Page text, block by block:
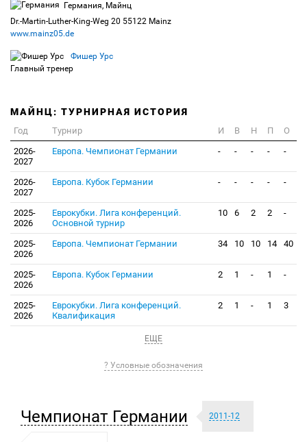
Германия, Майнц
Dr.-Martin-Luther-King-Weg 20 55122 Mainz
www.mainz05.de
Фишер Урс
Главный тренер
МАЙНЦ: ТУРНИРНАЯ ИСТОРИЯ
Год Турнир И В Н П
О
2026-
2027
Европа. Чемпионат Германии - - - - -
2026-
2027
Европа. Кубок Германии - - - - -
2025-
2026
Еврокубки. Лига конференций.
Основной турнир
10 6 2 2 -
2025-
2026
Европа. Чемпионат Германии 34 10 10 14 40
2025-
2026
Европа. Кубок Германии 2 1 - 1 -
2025-
2026
Еврокубки. Лига конференций.
Квалификация
2 1 - 1 3
ЕЩЕ
? Условные обозначения
Чемпионат Германии 2011-12